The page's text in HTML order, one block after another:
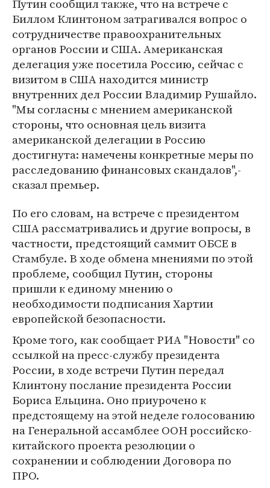
Путин сообщил также, что на встрече с
Биллом Клинтоном затрагивался вопрос о
сотрудничестве правоохранительных
органов России и США. Американская
делегация уже посетила Россию, сейчас с
визитом в США находится министр
внутренних дел России Владимир Рушайло.
"Мы согласны с мнением американской
стороны, что основная цель визита
американской делегации в Россию
достигнута: намечены конкретные меры по
расследованию финансовых скандалов",-
сказал премьер.
По его словам, на встрече с президентом
США рассматривались и другие вопросы, в
частности, предстоящий саммит ОБСЕ в
Стамбуле. В ходе обмена мнениями по этой
проблеме, сообщил Путин, стороны
пришли к единому мнению о
необходимости подписания Хартии
европейской безопасности.
Кроме того, как сообщает РИА "Новости" со
ссылкой на пресс-службу президента
России, в ходе встречи Путин передал
Клинтону послание президента России
Бориса Ельцина. Оно приурочено к
предстоящему на этой неделе голосованию
на Генеральной ассамблее ООН российско-
китайского проекта резолюции о
сохранении и соблюдении Договора по
ПРО.